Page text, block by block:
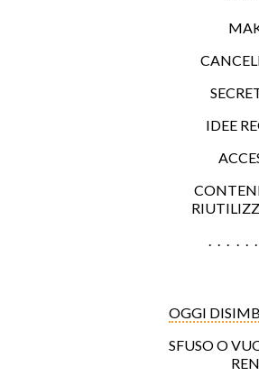
IDEE
OGGI
SFUSO O